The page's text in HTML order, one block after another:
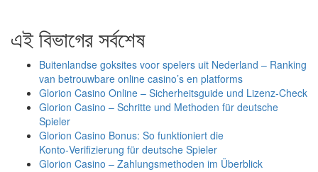
এই বিভাগের সর্বশেষ
Buitenlandse goksites voor spelers uit Nederland – Ranking
van betrouwbare online casino’s en platforms
Glorion Casino Online – Sicherheitsguide und Lizenz‑Check
Glorion Casino – Schritte und Methoden für deutsche
Spieler
Glorion Casino Bonus: So funktioniert die
Konto‑Verifizierung für deutsche Spieler
Glorion Casino – Zahlungsmethoden im Überblick